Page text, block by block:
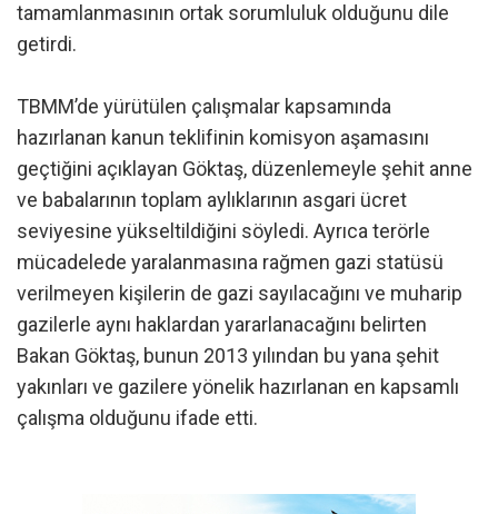
tamamlanmasının ortak sorumluluk olduğunu dile
getirdi.
TBMM’de yürütülen çalışmalar kapsamında
hazırlanan kanun teklifinin komisyon aşamasını
geçtiğini açıklayan Göktaş, düzenlemeyle şehit anne
ve babalarının toplam aylıklarının asgari ücret
seviyesine yükseltildiğini söyledi. Ayrıca terörle
mücadelede yaralanmasına rağmen gazi statüsü
verilmeyen kişilerin de gazi sayılacağını ve muharip
gazilerle aynı haklardan yararlanacağını belirten
Bakan Göktaş, bunun 2013 yılından bu yana şehit
yakınları ve gazilere yönelik hazırlanan en kapsamlı
çalışma olduğunu ifade etti.